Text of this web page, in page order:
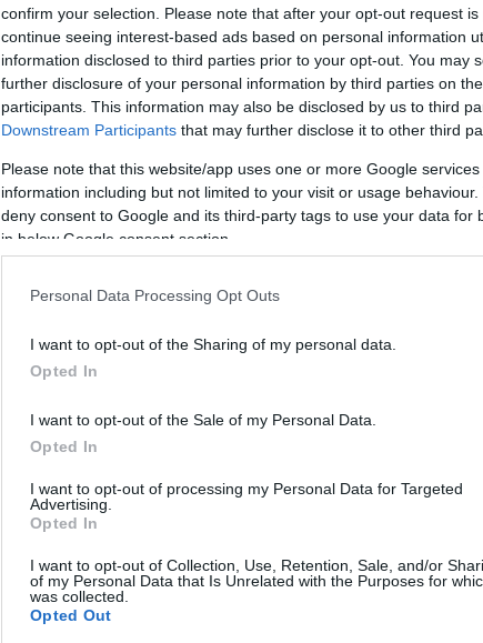
confirm your selection. Please note that after your opt-out request
continue seeing interest-based ads based on personal information
information disclosed to third parties prior to your opt-out. You may
further disclosure of your personal information by third parties on
participants. This information may also be disclosed by us to third
Downstream Participants that may further disclose it to other third
Please note that this website/app uses one or more Google
information including but not limited to your visit or usage
deny consent to Google and its third-party tags to use your data for
in below Google consent section.
Personal Data Processing Opt Outs
I want to opt-out of the Sharing of my personal data.
Opted In
I want to opt-out of the Sale of my Personal Data.
Opted In
I want to opt-out of processing my Personal Data for Targeted
Advertising.
Opted In
I want to opt-out of Collection, Use, Retention, Sale, and/or
of my Personal Data that Is Unrelated with the Purposes for
was collected.
Opted Out